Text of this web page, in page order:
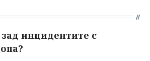
инцидентите с